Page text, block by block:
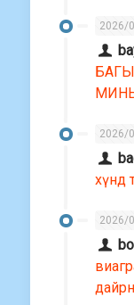
2026/
2026/
хүнд
2026/